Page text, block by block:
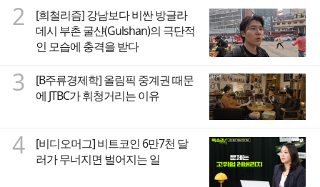
2
[희철리즘] 강남보다 비싼 방글라
데시 부촌 굴샨(Gulshan)의 극단적
인 모습에 충격을 받다
3
[B주류경제학] 올림픽 중계권 때문
에 JTBC가 휘청거리는 이유
4
[비디오머그] 비트코인 6만7천 달
러가 무너지면 벌어지는 일